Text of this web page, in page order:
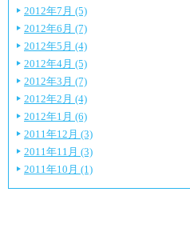
2012年7月 (5)
2012年6月 (7)
2012年5月 (4)
2012年4月 (5)
2012年3月 (7)
2012年2月 (4)
2012年1月 (6)
2011年12月 (3)
2011年11月 (3)
2011年10月 (1)